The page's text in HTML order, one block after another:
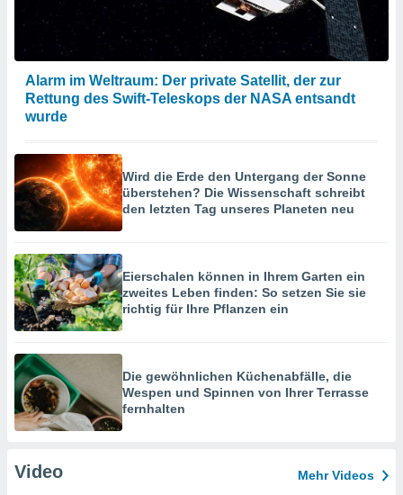
Alarm im Weltraum: Der private Satellit, der zur
Rettung des Swift-Teleskops der NASA entsandt
wurde
Wird die Erde den Untergang der Sonne
überstehen? Die Wissenschaft schreibt
den letzten Tag unseres Planeten neu
Eierschalen können in Ihrem Garten ein
zweites Leben finden: So setzen Sie sie
richtig für Ihre Pflanzen ein
Die gewöhnlichen Küchenabfälle, die
Wespen und Spinnen von Ihrer Terrasse
fernhalten
Video Mehr Videos